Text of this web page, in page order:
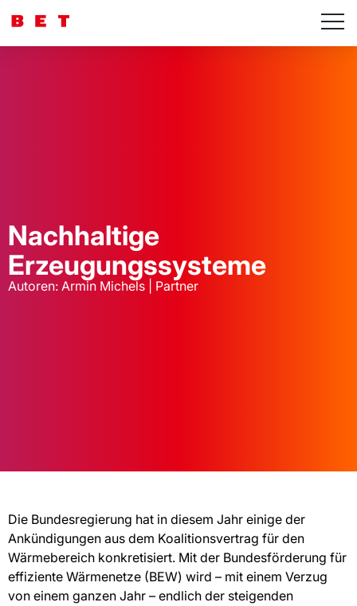
Nachhaltige
Erzeugungssysteme
Autoren: Armin Michels | Partner
Die Bundesregierung hat in diesem Jahr einige der
Ankündigungen aus dem Koalitionsvertrag für den
Wärmebereich konkretisiert. Mit der Bundesförderung für
effiziente Wärmenetze (BEW) wird – mit einem Verzug
von einem ganzen Jahr – endlich der steigenden